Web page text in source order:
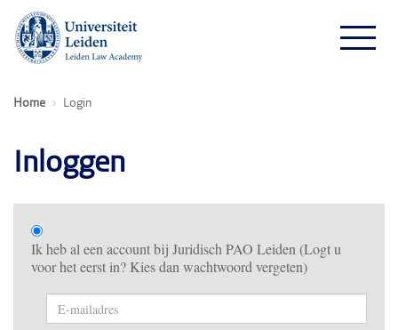
Home Login
Inloggen
Ik heb al een account bij Juridisch PAO Leiden (Logt u
voor het eerst in? Kies dan wachtwoord vergeten)